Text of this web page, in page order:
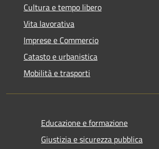
Cultura e tempo libero
Vita lavorativa
Imprese e Commercio
Catasto e urbanistica
Mobilità e trasporti
Educazione e formazione
Giustizia e sicurezza pubblica